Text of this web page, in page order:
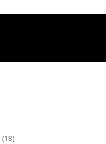
(18)